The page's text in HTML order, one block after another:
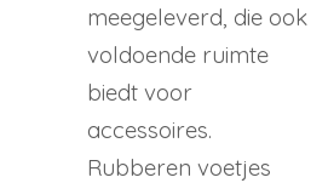
meegeleverd, die ook
voldoende ruimte
biedt voor
accessoires.
Rubberen voetjes